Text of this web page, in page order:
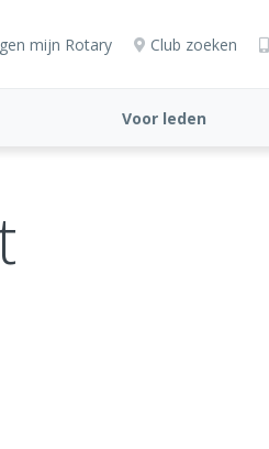
mijn Rotary Club zoeken
Voor leden